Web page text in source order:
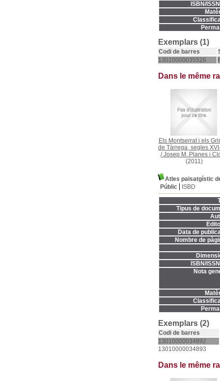
ISBN/
Exemplars (1)
Codi de barres
13010000035526
Dans le même
Els Montserrat i els
de Tàrrega, segles
/Josep M. Planes i
(2011)
Atles paisatgístic
Públic
ISBD
Tipus de
Data de
Nombre de
ISBN/
Nota
Exemplars (2)
Codi de barres
13010000034892
13010000034893
Dans le même